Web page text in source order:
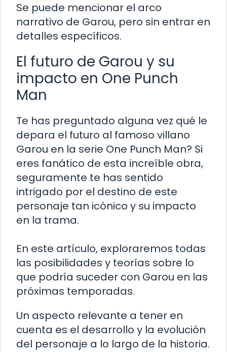
Se puede mencionar el arco
narrativo de Garou, pero sin entrar en
detalles específicos.
El futuro de Garou y su
impacto en One Punch
Man
Te has preguntado alguna vez qué le
depara el futuro al famoso villano
Garou en la serie One Punch Man? Si
eres fanático de esta increíble obra,
seguramente te has sentido
intrigado por el destino de este
personaje tan icónico y su impacto
en la trama.
En este artículo, exploraremos todas
las posibilidades y teorías sobre lo
que podría suceder con Garou en las
próximas temporadas.
Un aspecto relevante a tener en
cuenta es el desarrollo y la evolución
del personaje a lo largo de la historia.